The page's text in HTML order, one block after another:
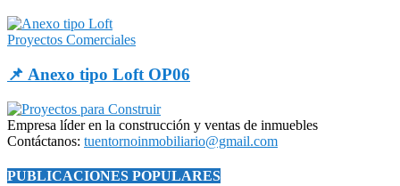
Proyectos Comerciales
📌 Anexo tipo Loft OP06
Empresa líder en la construcción y ventas de inmuebles
Contáctanos: tuentornoinmobiliario@gmail.com
PUBLICACIONES POPULARES